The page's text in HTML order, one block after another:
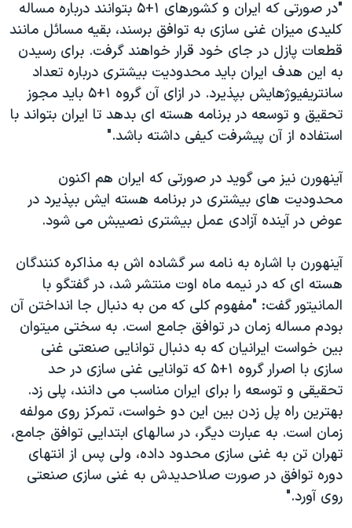
"در صورتی که ایران و کشورهای ۱+۵ بتوانند درباره مساله
کلیدی میزان غنی سازی به توافق برسند، بقیه مسائل مانند
قطعات پازل در جای خود قرار خواهند گرفت. برای رسیدن
به این هدف ایران باید محدودیت بیشتری درباره تعداد
سانتریفیوژهایش بپذیرد. در ازای آن گروه ۱+۵ باید مجوز
تحقیق و توسعه در برنامه هسته ای بدهد تا ایران بتواند با
استفاده از آن پیشرفت کیفی داشته باشد."
آینهورن نیز می گوید در صورتی که ایران هم اکنون
محدودیت های بیشتری در برنامه هسته ایش بپذیرد در
عوض در آینده آزادی عمل بیشتری نصیبش می شود.
آینهورن با اشاره به نامه سر گشاده اش به مذاکره کنندگان
هسته ای که در نیمه ماه اوت منتشر شد، در گفتگو با
المانیتور گفت: "مفهوم کلی که من به دنبال جا انداختن آن
بودم مساله زمان در توافق جامع است. به سختی میتوان
بین خواست ایرانیان که به دنبال توانایی صنعتی غنی
سازی با اصرار گروه ۱+۵ که توانایی غنی سازی در حد
تحقیقی و توسعه را برای ایران مناسب می دانند، پلی زد.
بهترین راه پل زدن بین این دو خواست، تمرکز روی مولفه
زمان است. به عبارت دیگر، در سالهای ابتدایی توافق جامع،
تهران تن به غنی سازی محدود داده، ولی پس از انتهای
دوره توافق در صورت صلاحدیدش به غنی سازی صنعتی
روی آورد."